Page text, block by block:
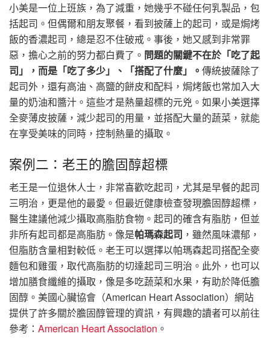
小美是一位上班族，為了減重，她幾乎不碰任何乳製品，包
括起司。但偶爾和朋友聚餐，看到披薩上的起司，或是焗烤
飯的香濃起司，總是忍不住破戒。事後，她又感到非常罪
惡，擔心之前的努力都白費了。 問題的關鍵不在於「吃了起
司」，而是「吃了多少」、「搭配了什麼」。 傳統披薩除了
起司外，還有高油、高鹽的餅皮和配料，焗烤飯也常加入大
量的奶油和醬汁。這些才是熱量超標的元兇。如果小美選擇
全麥薄皮披薩，減少起司的用量，並搭配大量的蔬菜，就能
在享受美味的同時，控制熱量的攝取。
案例二：老王的膽固醇超標
老王是一位退休人士，非常喜歡吃起司，尤其是早餐的起司
三明治，更是他的最愛。但最近健康檢查發現膽固醇超標，
醫生建議他減少攝取高脂肪食物。起司的確含有脂肪，但並
非所有起司都是高脂肪。像是帕瑪森起司 ，雖然風味濃郁，
但脂肪含量相對較低。老王可以選擇以帕瑪森起司搭配全麥
麵包和雞蛋，取代高脂肪的切達起司三明治。此外，也可以
增加膳食纖維的攝取，像是多吃蔬菜和水果，有助於降低膽
固醇。美國心臟協會（American Heart Association）網站
提供了許多關於膽固醇管理的資訊，有興趣的讀者可以前往
參考： American Heart Association 。